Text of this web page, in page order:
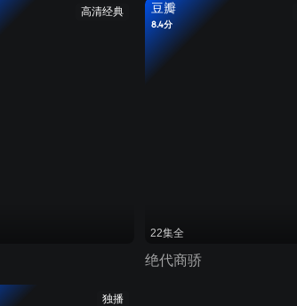
高清经典 豆瓣
8.4分
22集全
绝代商骄
独播